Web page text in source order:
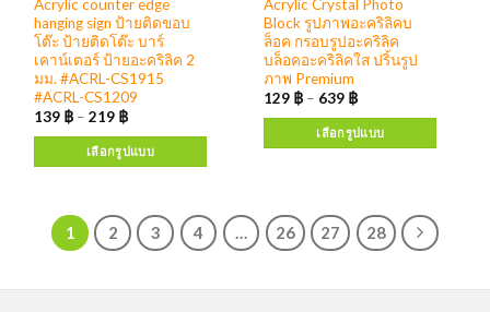
Acrylic counter edge
hanging sign ป้ายติดขอบ
โต๊ะ ป้ายติดโต๊ะ บาร์
เคาน์เตอร์ ป้ายอะคริลิค 2
มม. #ACRL-CS1915
#ACRL-CS1209
139 ฿ –219 ฿
เลือกรูปแบบ
Acrylic Crystal Photo
Block รูปภาพอะคริลิคบ
ล็อค กรอบรูปอะคริลิค
บล็อคอะคริลิคใส ปริ้นรูป
ภาพ Premium
129 ฿ – 639 ฿
เลือกรูปแบบ
1 2 3 4 26 27 28